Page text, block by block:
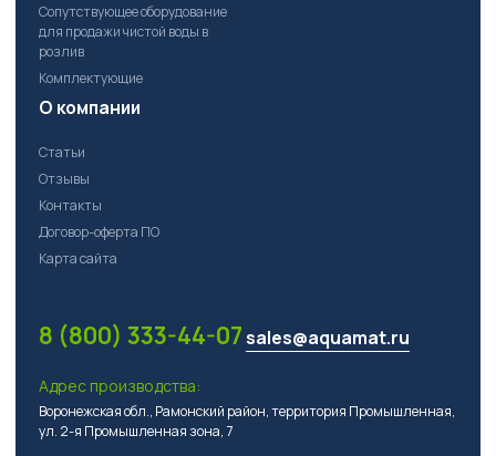
Сопутствующее оборудование
для продажи чистой воды в
розлив
Комплектующие
О компании
Статьи
Отзывы
Контакты
Договор-оферта ПО
Карта сайта
8 (800) 333-44-07sales@aquamat.ru
Адрес производства:
Воронежская обл., Рамонский район, территория Промышленная,
ул. 2-я Промышленная зона, 7